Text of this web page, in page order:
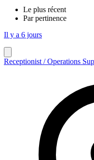
Le plus récent
Par pertinence
Il y a 6 jours
Receptionist / Operations